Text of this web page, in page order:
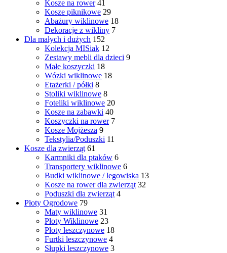
Kosze na rower 41
Kosze piknikowe 29
Abażury wiklinowe 18
Dekoracje z wikliny 7
Dla małych i dużych 152
Kolekcja MISiak 12
Zestawy mebli dla dzieci 9
Małe koszyczki 18
Wózki wiklinowe 18
Etażerki / półki 8
Stoliki wiklinowe 8
Foteliki wiklinowe 20
Kosze na zabawki 40
Koszyczki na rower 7
Kosze Mojżesza 9
Tekstylia/Poduszki 11
Kosze dla zwierząt 61
Karmniki dla ptaków 6
Transportery wiklinowe 6
Budki wiklinowe / legowiska 13
Kosze na rower dla zwierząt 32
Poduszki dla zwierząt 4
Płoty Ogrodowe 79
Maty wiklinowe 31
Płoty Wiklinowe 23
Płoty leszczynowe 18
Furtki leszczynowe 4
Słupki leszczynowe 3